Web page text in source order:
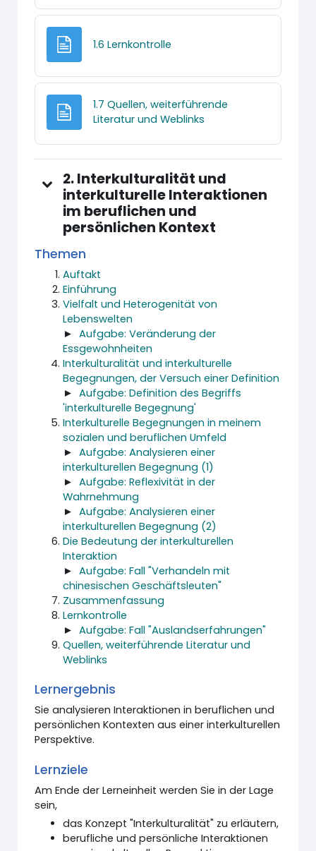
1.6 Lernkontrolle
1.7 Quellen, weiterführende
Literatur und Weblinks
2. Interkulturalität und
interkulturelle Interaktionen
im beruflichen und
persönlichen Kontext
Themen
Auftakt
Einführung
Vielfalt und Heterogenität von
Lebenswelten
►Aufgabe: Veränderung der
Essgewohnheiten
Interkulturalität und interkulturelle
Begegnungen, der Versuch einer Definition
►Aufgabe: Definition des Begriffs
'interkulturelle Begegnung'
Interkulturelle Begegnungen in meinem
sozialen und beruflichen Umfeld
►Aufgabe: Analysieren einer
interkulturellen Begegnung (1)
►Aufgabe: Reflexivität in der
Wahrnehmung
►Aufgabe: Analysieren einer
interkulturellen Begegnung (2)
Die Bedeutung der interkulturellen
Interaktion
►Aufgabe: Fall "Verhandeln mit
chinesischen Geschäftsleuten"
Zusammenfassung
Lernkontrolle
►Aufgabe: Fall "Auslandserfahrungen"
Quellen, weiterführende Literatur und
Weblinks
Lernergebnis
Sie analysieren Interaktionen in beruflichen und
persönlichen Kontexten aus einer interkulturellen
Perspektive.
Lernziele
Am Ende der Lerneinheit werden Sie in der Lage
sein,
das Konzept "Interkulturalität" zu erläutern,
berufliche und persönliche Interaktionen